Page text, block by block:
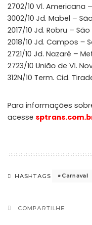
2702/10 Vl. Americana
3002/10 Jd. Mabel –
2017/10 Jd. Robru –
2018/10 Jd. Campos –
2721/10 Jd. Nazaré –
2723/10 União de Vl.
312N/10 Term. Cid.
Para informações
acesse
HASHTAGS Carnaval
COMPARTILHE